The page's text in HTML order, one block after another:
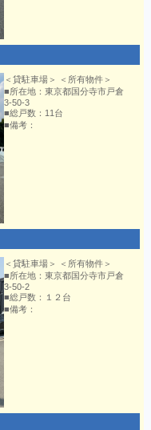
＜貸駐車場＞ ＜所有物件＞
■所在地：東京都国分寺市戸倉
3-50-3
■総戸数：11台
■備考：
＜貸駐車場＞ ＜所有物件＞
■所在地：東京都国分寺市戸倉
3-50-2
■総戸数：１２台
■備考：